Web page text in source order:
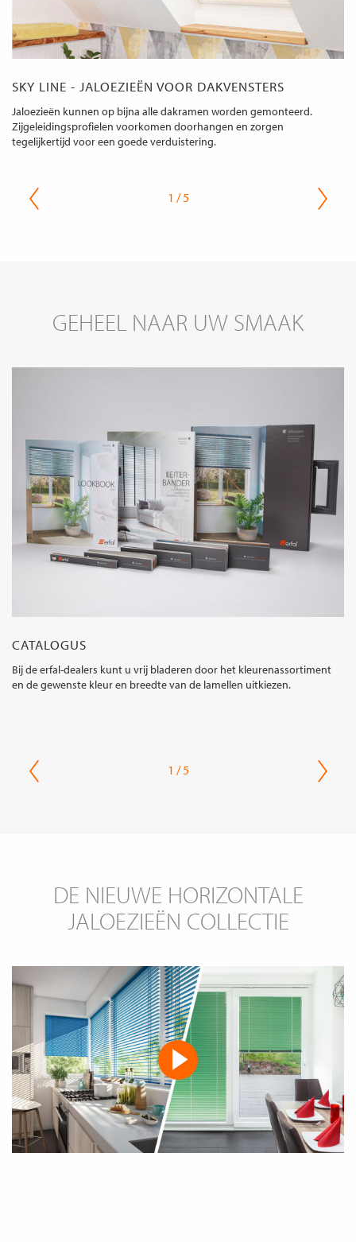
SKY LINE - JALOEZIEËN VOOR DAKVENSTERS
Jaloezieën kunnen op bijna alle dakramen worden gemonteerd.
Zijgeleidingsprofielen voorkomen doorhangen en zorgen
tegelijkertijd voor een goede verduistering.
1 / 5
GEHEEL NAAR UW SMAAK
CATALOGUS
Bij de erfal-dealers kunt u vrij bladeren door het kleurenassortiment
en de gewenste kleur en breedte van de lamellen uitkiezen.
1 / 5
DE NIEUWE HORIZONTALE
JALOEZIEËN COLLECTIE